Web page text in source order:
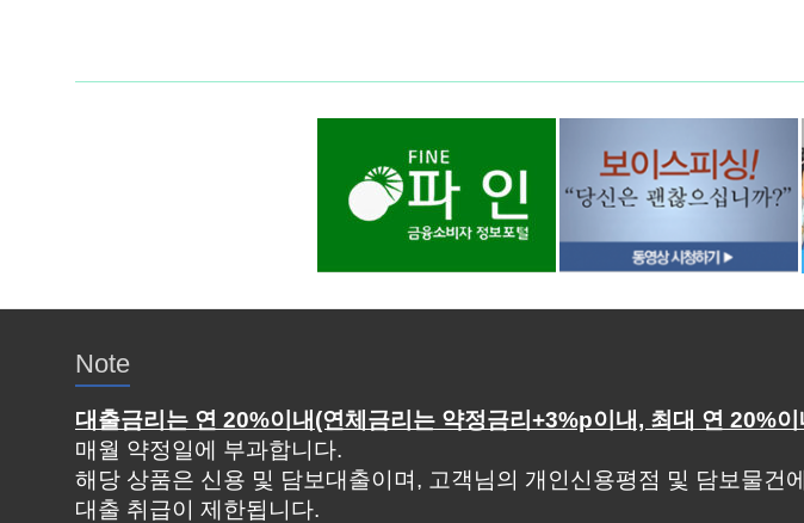
Note
대출금리는 연 20%이내(연체금리는 약정금리+3%p이내, 최대 연 20%이
매월 약정일에 부과합니다.
해당 상품은 신용 및 담보대출이며, 고객님의 개인신용평점 및 담보물
대출 취급이 제한됩니다.